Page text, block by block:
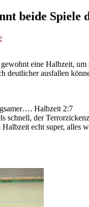
beide Spiele
eine Halbzeit,
deutlicher ausfallen
Halbzeit 2:7
der
echt super, alles